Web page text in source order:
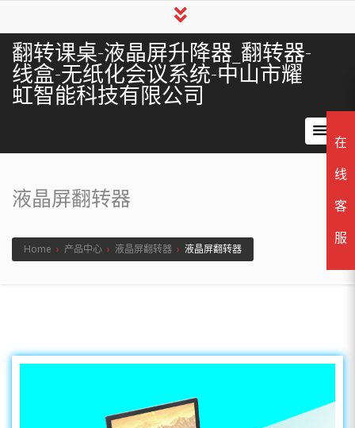
翻转课桌-液晶屏升降器_翻转器-
线盒-无纸化会议系统-中山市耀
虹智能科技有限公司
液晶屏翻转器
Home › 产品中心 › 液晶屏翻转器 › 液晶屏翻转器
在
线
客
服